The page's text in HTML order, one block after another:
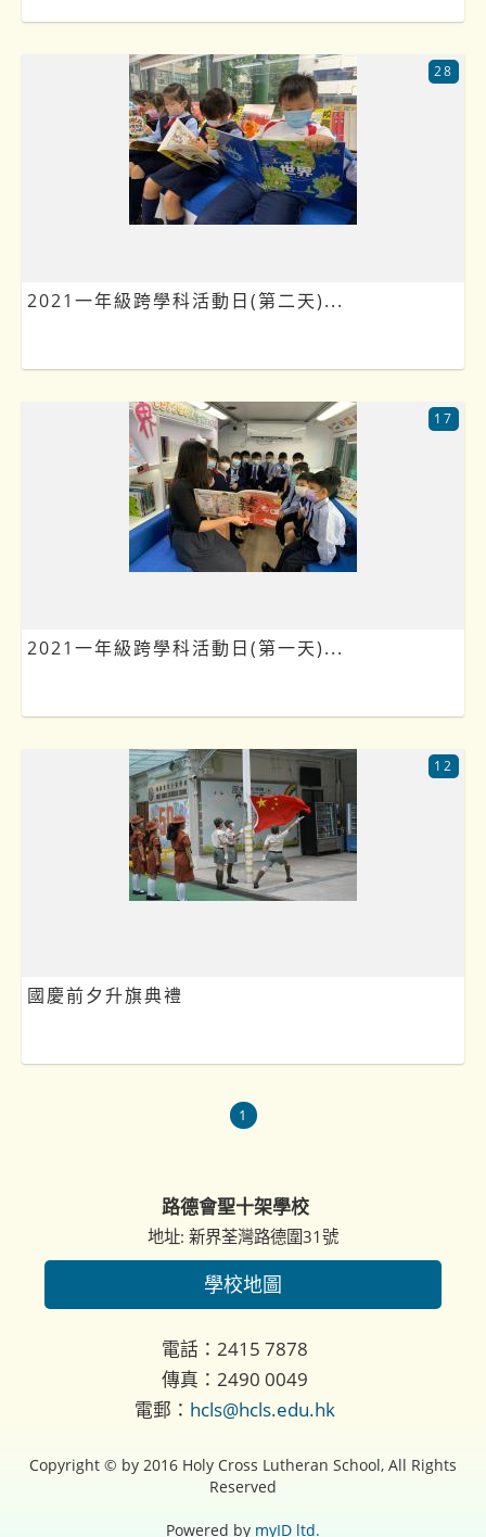
2021一年級跨學科活動日(第二天)...
28
2021一年級跨學科活動日(第一天)...
17
國慶前夕升旗典禮
12
1
路德會聖十架學校
地址: 新界荃灣路德圍31號
學校地圖
電話：2415 7878
傳真：2490 0049
電郵： hcls@hcls.edu.hk
Copyright © by 2016 Holy Cross Lutheran School, All Rights
Reserved
Powered by myID ltd.